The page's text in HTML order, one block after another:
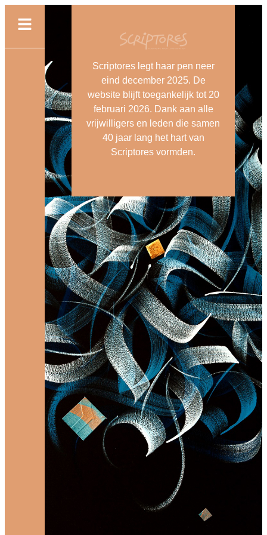
Scriptores legt haar pen neer
eind december 2025. De
website blijft toegankelijk tot 20
februari 2026. Dank aan alle
vrijwilligers en leden die samen
40 jaar lang het hart van
Scriptores vormden.